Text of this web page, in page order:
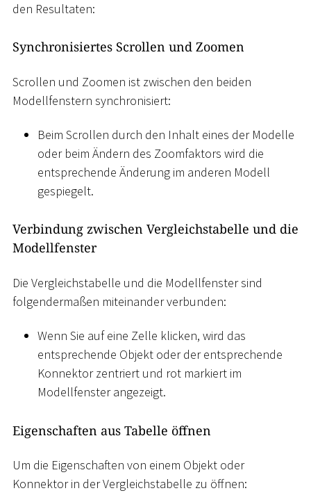
den Resultaten:
Synchronisiertes Scrollen und Zoomen
Scrollen und Zoomen ist zwischen den beiden
Modellfenstern synchronisiert:
Beim Scrollen durch den Inhalt eines der Modelle
oder beim Ändern des Zoomfaktors wird die
entsprechende Änderung im anderen Modell
gespiegelt.
Verbindung zwischen Vergleichstabelle und die
Modellfenster
Die Vergleichstabelle und die Modellfenster sind
folgendermaßen miteinander verbunden:
Wenn Sie auf eine Zelle klicken, wird das
entsprechende Objekt oder der entsprechende
Konnektor zentriert und rot markiert im
Modellfenster angezeigt.
Eigenschaften aus Tabelle öffnen
Um die Eigenschaften von einem Objekt oder
Konnektor in der Vergleichstabelle zu öffnen: